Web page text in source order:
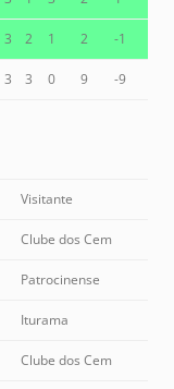
3 2 1 2 -1
3 3 0 9 -9
Visitante
Clube dos Cem
Patrocinense
Iturama
Clube dos Cem